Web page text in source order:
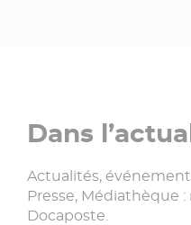
Dans
Actualités,
Presse, Médiathèque
Docaposte.